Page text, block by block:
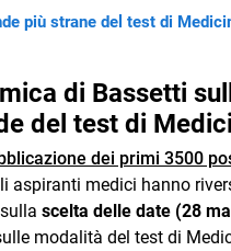
più strane del test di
di Bassetti
del test di
dei primi 3500
aspiranti medici hanno
scelta delle date (28
modalità del test di